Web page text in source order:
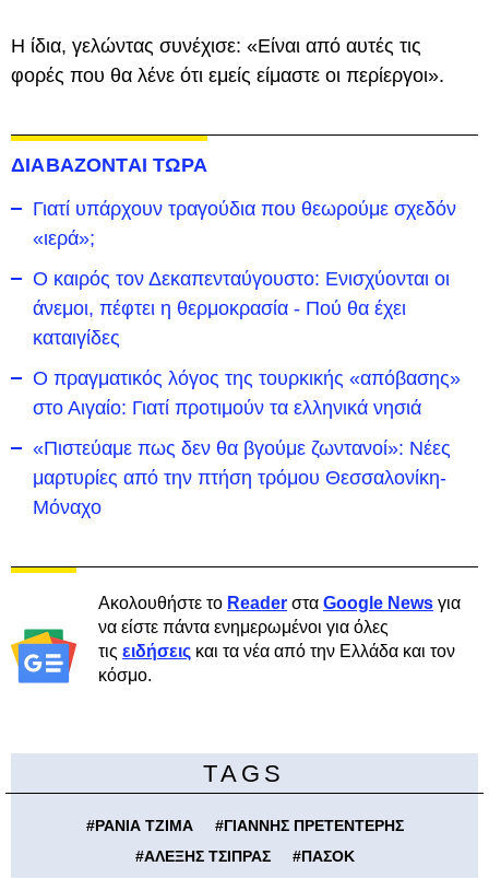
Η ίδια, γελώντας συνέχισε: «Είναι από αυτές τις
φορές που θα λένε ότι εμείς είμαστε οι περίεργοι».
ΔΙΑΒΑΖΟΝΤΑΙ ΤΩΡΑ
Γιατί υπάρχουν τραγούδια που θεωρούμε σχεδόν
«ιερά»;
Ο καιρός τον Δεκαπενταύγουστο: Ενισχύονται οι
άνεμοι, πέφτει η θερμοκρασία - Πού θα έχει
καταιγίδες
Ο πραγματικός λόγος της τουρκικής «απόβασης»
στο Αιγαίο: Γιατί προτιμούν τα ελληνικά νησιά
«Πιστεύαμε πως δεν θα βγούμε ζωντανοί»: Νέες
μαρτυρίες από την πτήση τρόμου Θεσσαλονίκη-
Μόναχο
Ακολουθήστε το Reader στα Google News για
να είστε πάντα ενημερωμένοι για όλες
τις ειδήσεις και τα νέα από την Ελλάδα και τον
κόσμο.
TAGS
#ΡΑΝΙΑ ΤΖΙΜΑ #ΓΙΑΝΝΗΣ ΠΡΕΤΕΝΤΕΡΗΣ
#ΑΛΕΞΗΣ ΤΣΙΠΡΑΣ #ΠΑΣΟΚ